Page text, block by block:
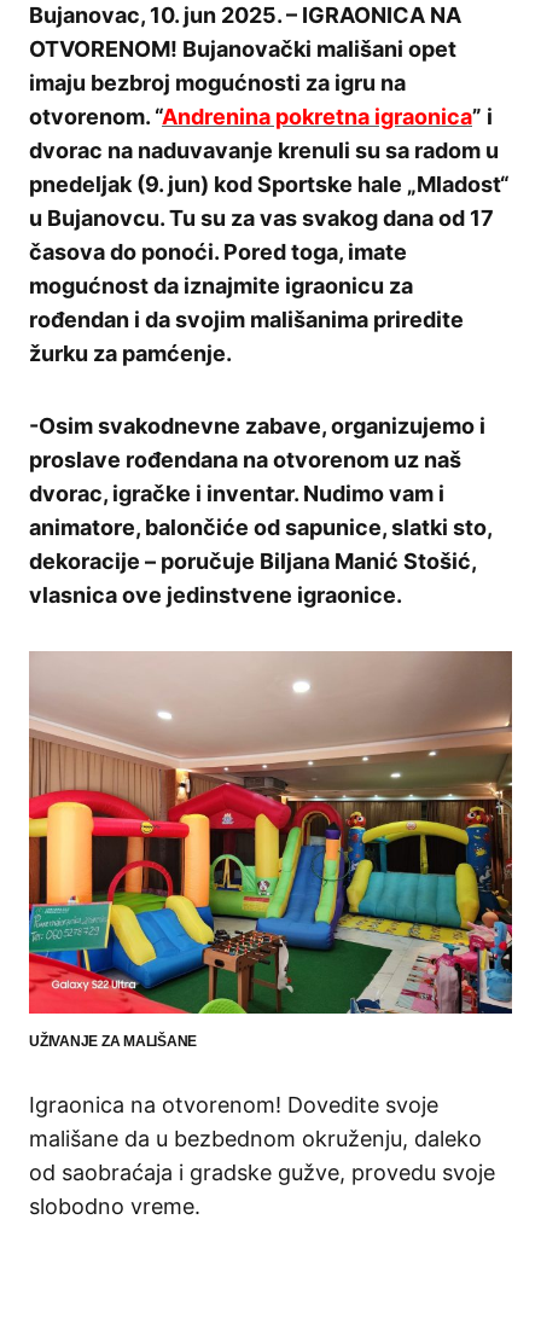
Bujanovac, 10. jun 2025. – IGRAONICA NA
OTVORENOM! Bujanovački mališani opet
imaju bezbroj mogućnosti za igru na
otvorenom. “Andrenina pokretna igraonica” i
dvorac na naduvavanje krenuli su sa radom u
pnedeljak (9. jun) kod Sportske hale „Mladost“
u Bujanovcu. Tu su za vas svakog dana od 17
časova do ponoći. Pored toga, imate
mogućnost da iznajmite igraonicu za
rođendan i da svojim mališanima priredite
žurku za pamćenje.
-Osim svakodnevne zabave, organizujemo i
proslave rođendana na otvorenom uz naš
dvorac, igračke i inventar. Nudimo vam i
animatore, balončiće od sapunice, slatki sto,
dekoracije – poručuje Biljana Manić Stošić,
vlasnica ove jedinstvene igraonice.
UŽIVANJE ZA MALIŠANE
Igraonica na otvorenom! Dovedite svoje
mališane da u bezbednom okruženju, daleko
od saobraćaja i gradske gužve, provedu svoje
slobodno vreme.